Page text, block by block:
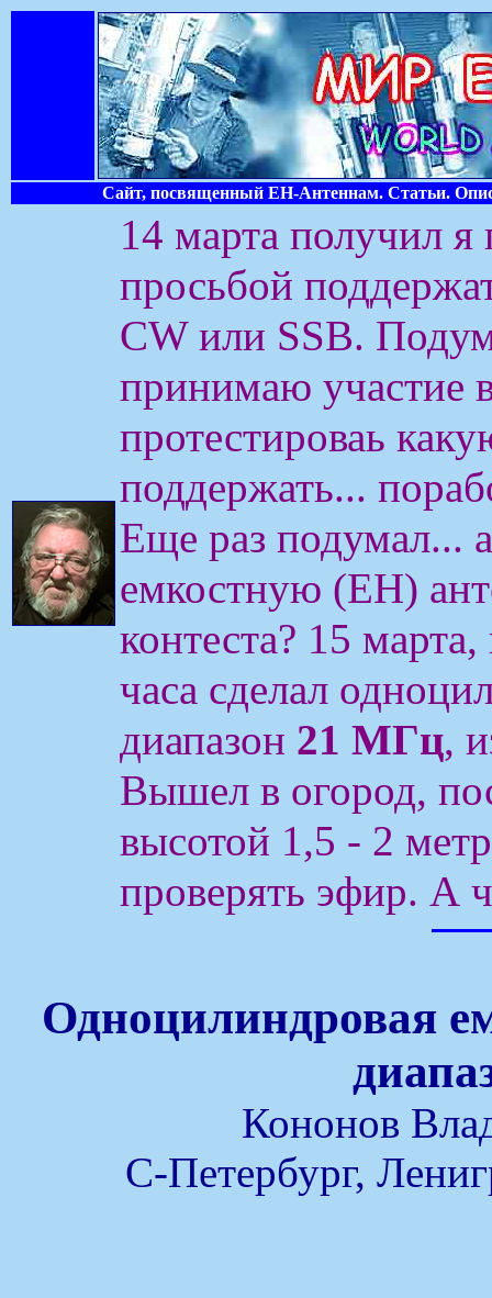
Сайт, посвященный ЕН-Антеннам. Статьи.
14 марта получил
просьбой
CW или SSB.
принимаю участие
протестироваь
поддержать...
Еще раз подумал...
емкостную (ЕН)
контеста? 15
часа сделал
диапазон 21 МГц,
Вышел в огород,
высотой 1,5 - 2
проверять эфир. А
Одноцилиндровая
Кононов
С-Петербург,